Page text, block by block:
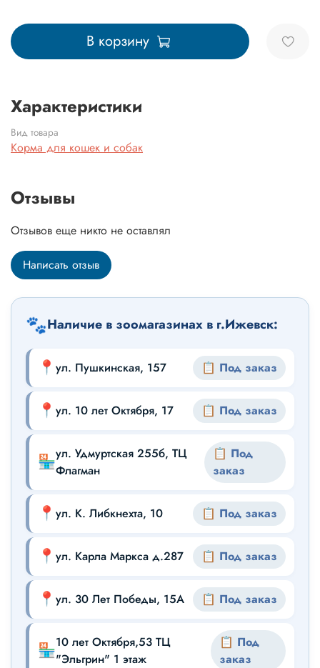
В корзину
Характеристики
Вид товара
Корма для кошек и собак
Отзывы
Отзывов еще никто не оставлял
Написать отзыв
🐾Наличие в зоомагазинах в г.Ижевск:
📍 ул. Пушкинская, 157 📋 Под заказ
📍 ул. 10 лет Октября, 17 📋 Под заказ
🏪ул. Удмуртская 255б, ТЦ
Флагман
📋 Под
заказ
📍 ул. К. Либкнехта, 10 📋 Под заказ
📍 ул. Карла Маркса д.287 📋 Под заказ
📍 ул. 30 Лет Победы, 15А 📋 Под заказ
🏪10 лет Октября,53 ТЦ
"Эльгрин" 1 этаж
📋 Под
заказ